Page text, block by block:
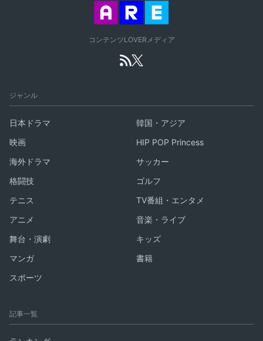
コンテンツLOVERメディア
ジャンル
日本ドラマ
韓国・アジア
映画
HIP POP Princess
海外ドラマ
サッカー
格闘技
ゴルフ
テニス
TV番組・エンタメ
アニメ
音楽・ライブ
舞台・演劇
キッズ
マンガ
書籍
スポーツ
記事一覧